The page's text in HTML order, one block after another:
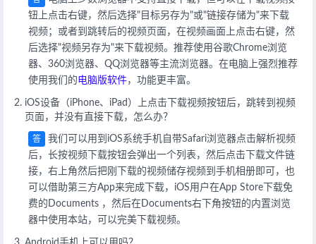
钮上点击右键，然后选择"目标另存为"或"链接存储为"来下载
视频；或者到跳转后的视频页面，在视频画面上点击右键，然
后选择"视频另存为"来下载视频。推荐使用谷歌Chrome浏览
器、360浏览器、QQ浏览器等主流浏览器。在电脑上强烈推荐
使用我们的电脑版软件，功能更丰富。
iOS设备（iPhone、iPad）上点击下载视频按钮后，跳转到视频
页面，并没有直接下载，怎么办？
答
我们可以用到iOS系统手机自带Safari浏览器点击解析视频
后，长按视频下载按钮会弹出一个列表，然后点击下载文件链
接，右上角然后把刚下载的视频储存视频到手机相册即可，也
可以借助第三方App来完成下载，iOS用户在App Store下载免
费的Documents ，然后在Documents右下角按钮的内置浏览
器中使用本站，可以完美下载视频。